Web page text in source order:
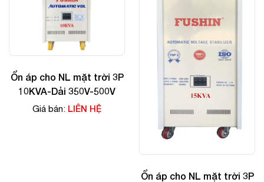
Ổn áp cho NL mặt trời 3P
10KVA-Dải 350V-500V
Giá bán: LIÊN HỆ
Ổn áp cho NL mặt trời 3P